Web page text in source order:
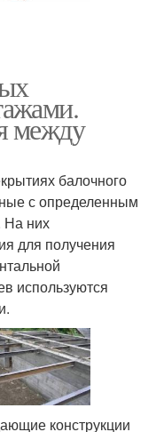
между
балочного
с определенным
На них
для получения
используются
конструкции